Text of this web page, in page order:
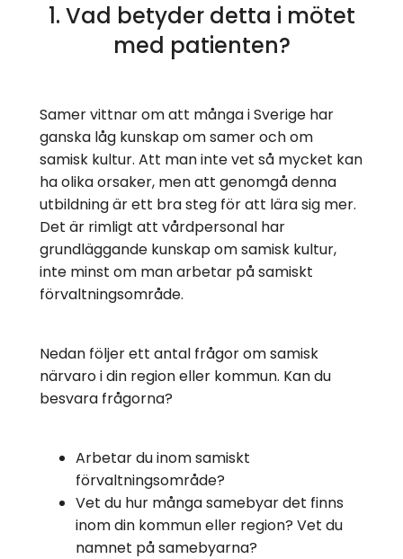
1. Vad betyder detta i mötet
med patienten?
Samer vittnar om att många i Sverige har
ganska låg kunskap om samer och om
samisk kultur. Att man inte vet så mycket kan
ha olika orsaker, men att genomgå denna
utbildning är ett bra steg för att lära sig mer.
Det är rimligt att vårdpersonal har
grundläggande kunskap om samisk kultur,
inte minst om man arbetar på samiskt
förvaltningsområde.
Nedan följer ett antal frågor om samisk
närvaro i din region eller kommun. Kan du
besvara frågorna?
Arbetar du inom samiskt
förvaltningsområde?
Vet du hur många samebyar det finns
inom din kommun eller region? Vet du
namnet på samebyarna?